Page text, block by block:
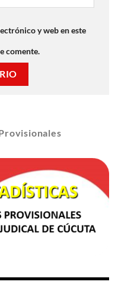
y web en este
comente.